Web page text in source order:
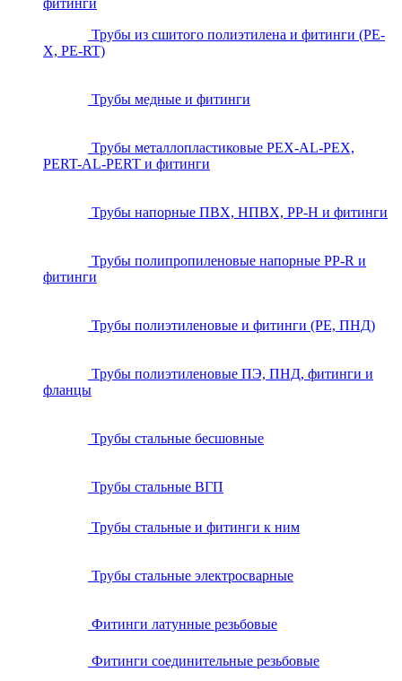
фитинги
Трубы из сшитого полиэтилена и фитинги (PE-
X, PE-RT)
Трубы медные и фитинги
Трубы металлопластиковые PEX-AL-PEX,
PERT-AL-PERT и фитинги
Трубы напорные ПВХ, НПВХ, PP-H и фитинги
Трубы полипропиленовые напорные PP-R и
фитинги
Трубы полиэтиленовые и фитинги (PE, ПНД)
Трубы полиэтиленовые ПЭ, ПНД, фитинги и
фланцы
Трубы стальные бесшовные
Трубы стальные ВГП
Трубы стальные и фитинги к ним
Трубы стальные электросварные
Фитинги латунные резьбовые
Фитинги соединительные резьбовые